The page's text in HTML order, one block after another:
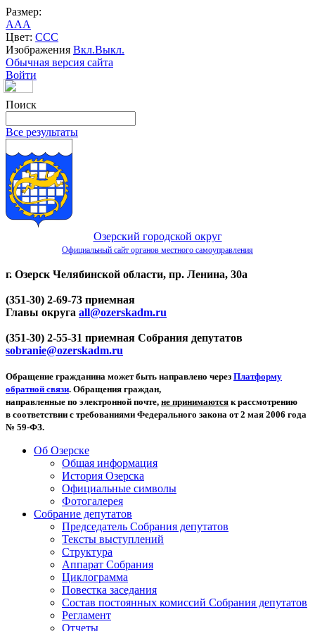
Размер:
AAA
Цвет: CCC
Изображения Вкл.Выкл.
Обычная версия сайта
Войти
Поиск
Все результаты
Озерский городской округ
Официальный сайт органов местного самоуправления
г. Озерск Челябинской области, пр. Ленина, 30а
(351-30) 2-69-73 приемная
Главы округа all@ozerskadm.ru
(351-30) 2-55-31 приемная Собрания депутатов
sobranie@ozerskadm.ru
Обращение гражданина может быть направлено через Платформу
обратной связи. Обращения граждан,
направленные по электронной почте, не принимаются к рассмотрению
в соответствии с требованиями Федерального закона от 2 мая 2006 года
№ 59-ФЗ.
Об Озерске
Общая информация
История Озерска
Официальные символы
Фотогалерея
Собрание депутатов
Председатель Собрания депутатов
Тексты выступлений
Структура
Аппарат Собрания
Циклограмма
Повестка заседания
Состав постоянных комиссий Собрания депутатов
Регламент
Отчеты